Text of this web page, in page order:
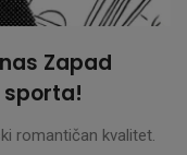
Zapad
sporta!
romantičan kvalitet.